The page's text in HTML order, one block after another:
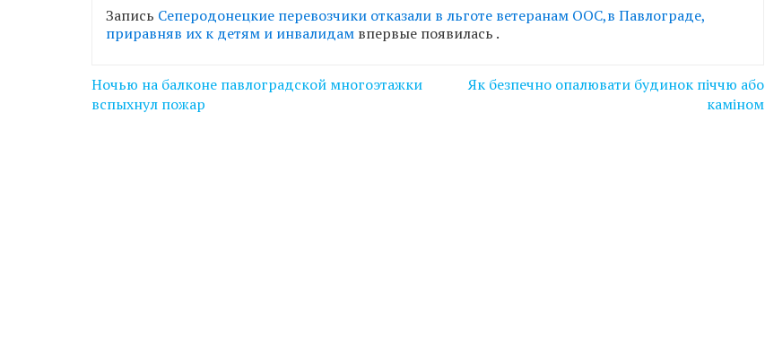
Запись Сеперодонецкие перевозчики отказали в льготе ветеранам ООС,в Павлограде,
приравняв их к детям и инвалидам впервые появилась .
Навігація
записів
Ночью на балконе павлоградской многоэтажки
вспыхнул пожар
Як безпечно опалювати будинок піччю або
каміном